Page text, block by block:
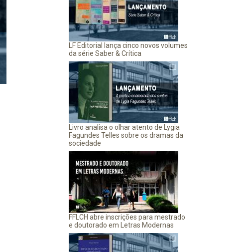
LF Editorial lança cinco novos volumes
da série Saber & Crítica
Livro analisa o olhar atento de Lygia
Fagundes Telles sobre os dramas da
sociedade
FFLCH abre inscrições para mestrado
e doutorado em Letras Modernas